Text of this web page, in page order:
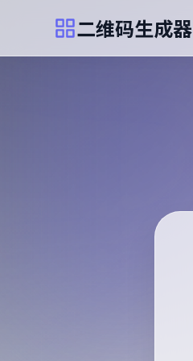
二维码生成器